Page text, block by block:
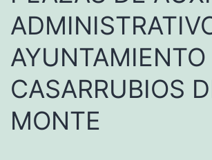
AYUNTAMIENTO
CASARRUBIOS
MONTE